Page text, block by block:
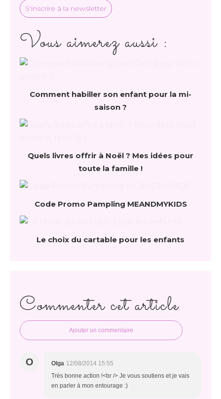
S'inscrire à la newsletter
Vous aimerez aussi :
Comment habiller son enfant pour la mi-
saison ?
Quels livres offrir à Noël ? Mes idées pour
toute la famille !
Code Promo Pampling MEANDMYKIDS
Le choix du cartable pour les enfants
Commenter cet article
Ajouter un commentaire
O Olga 12/08/2014 15:55
Très bonne action !<br /> Je vous soutiens et je vais
en parler à mon entourage :)